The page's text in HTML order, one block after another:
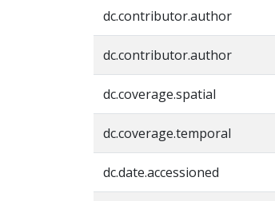
dc.contributor.author
dc.contributor.author
dc.coverage.spatial
dc.coverage.temporal
dc.date.accessioned